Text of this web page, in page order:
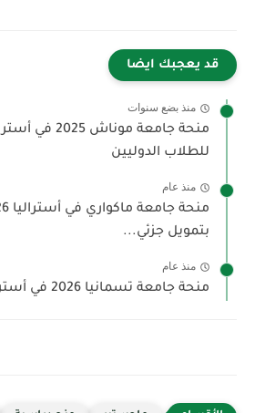
قد يعجبك ايضا
منذ بضع سنوات
منحة جامعة
للطلاب الدوليين
منذ عام
بتمويل جزئي...
منذ عام
منحة جامعة تسمانيا 2026 في أستراليا بتمويل جزئي